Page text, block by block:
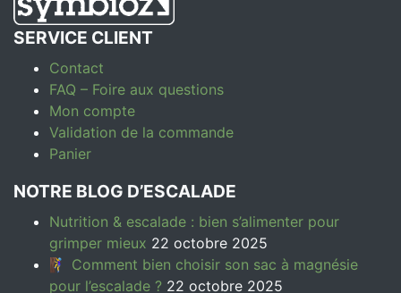
SERVICE CLIENT
Contact
FAQ – Foire aux questions
Mon compte
Validation de la commande
Panier
NOTRE BLOG D’ESCALADE
Nutrition & escalade : bien s’alimenter pour
grimper mieux 22 octobre 2025
🧗‍♀️ Comment bien choisir son sac à magnésie
pour l’escalade ? 22 octobre 2025